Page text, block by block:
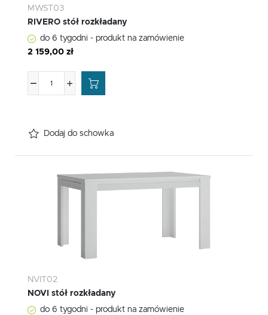
MWST03
RIVERO stół rozkładany
do 6 tygodni - produkt na zamówienie
2 159,00 zł
Dodaj do schowka
NVIT02
NOVI stół rozkładany
do 6 tygodni - produkt na zamówienie